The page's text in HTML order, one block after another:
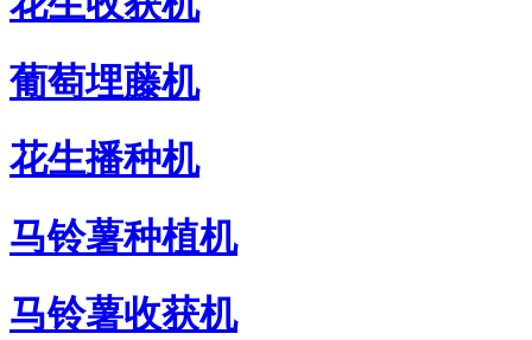
葡萄埋藤机
花生播种机
马铃薯种植机
马铃薯收获机